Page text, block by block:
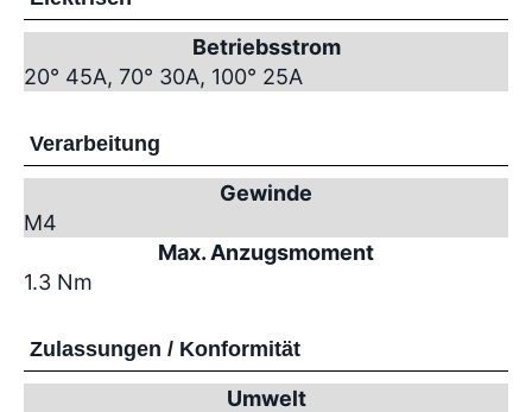
Betriebsstrom
20° 45A, 70° 30A, 100° 25A
Verarbeitung
Gewinde
M4
Max. Anzugsmoment
1.3 Nm
Zulassungen / Konformität
Umwelt